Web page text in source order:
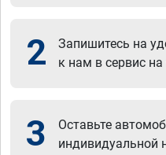
2
Запишитесь на
к нам в сервис
3
Оставьте
индивидуальной